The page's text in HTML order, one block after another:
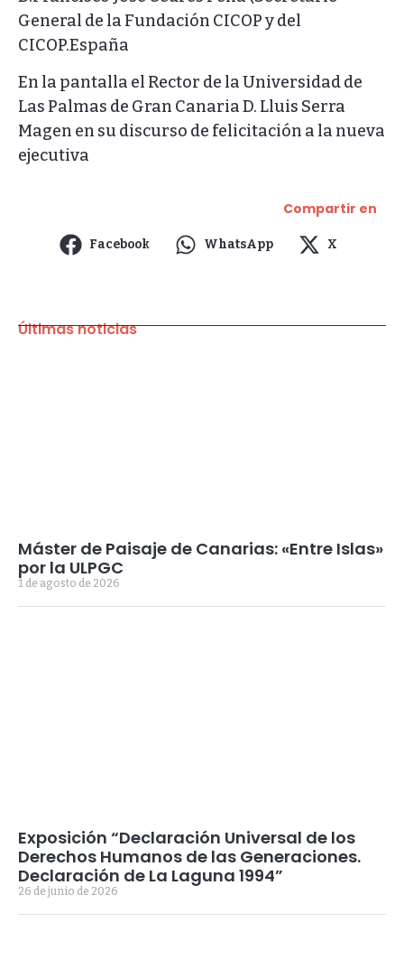
General de la Fundación CICOP y del
CICOP.España
En la pantalla el Rector de la Universidad de
Las Palmas de Gran Canaria D. Lluis Serra
Magen en su discurso de felicitación a la nueva
ejecutiva
Compartir en
Facebook WhatsApp X
Últimas noticias
Máster de Paisaje de Canarias: «Entre Islas»
por la ULPGC
1 de agosto de 2026
Exposición “Declaración Universal de los
Derechos Humanos de las Generaciones.
Declaración de La Laguna 1994”
26 de junio de 2026